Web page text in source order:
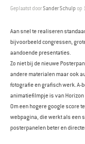
Geplaatst doorSander Schulp op
Aan snel te realiseren
bijvoorbeeld congressen,
aandoende presentaties.
Zo niet bij de nieuwe
andere materialen maar ook
fotografie en grafisch werk. A-
animatiefilmpje is van Horizon
Om een hogere google score
webpagina, die werkt als een
posterpanelen beter en